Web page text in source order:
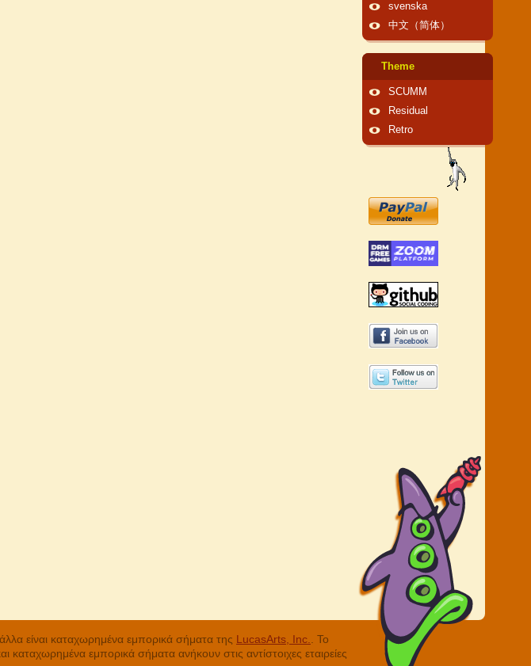
svenska
中文（简体）
Theme
SCUMM
Residual
Retro
είναι καταχωρημένα εμπορικά σήματα της LucasArts, Inc.
. Το
εμπορικά σήματα ανήκουν στις αντίστοιχες εταιρείες